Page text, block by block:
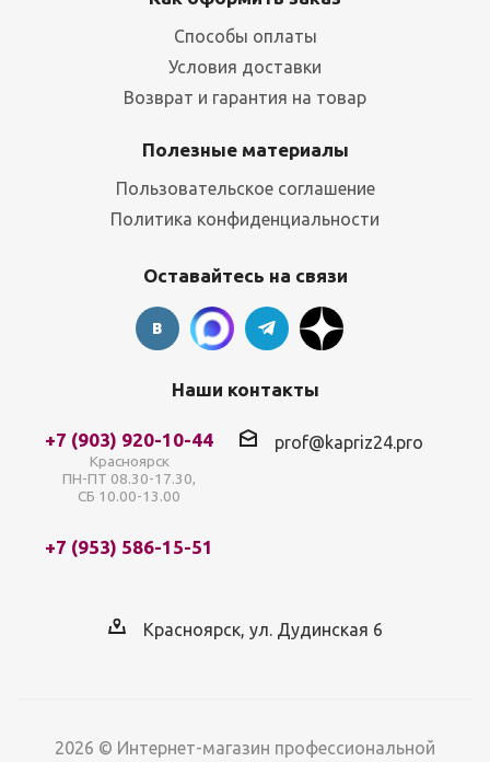
Способы оплаты
Условия доставки
Возврат и гарантия на товар
Полезные материалы
Пользовательское соглашение
Политика конфиденциальности
Оставайтесь на связи
Наши контакты
+7 (903) 920-10-44
Красноярск
ПН-ПТ 08.30-17.30,
СБ 10.00-13.00
+7 (953) 586-15-51
prof@kapriz24.pro
Красноярск, ул. Дудинская 6
2026 © Интернет-магазин профессиональной